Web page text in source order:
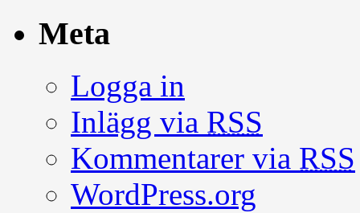
Meta
Logga in
Inlägg via RSS
Kommentarer via RSS
WordPress.org